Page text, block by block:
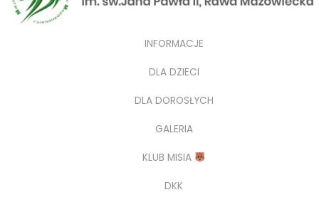
INFORMACJE
DLA DZIECI
DLA DOROSŁYCH
GALERIA
KLUB MISIA
DKK